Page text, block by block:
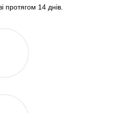
14 днів.